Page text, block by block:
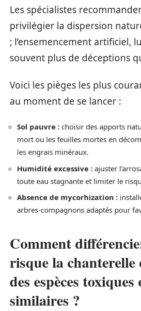
Les spécialistes
privilégier la dispersion
; l’ensemencement artificiel,
souvent plus de déceptions
Voici les pièges les plus
au moment de se lancer :
Sol pauvre : choisir des apports
mort ou les feuilles mortes en
les engrais minéraux.
Humidité excessive : ajuster
toute eau stagnante et limiter le
Absence de mycorhization :
arbres-compagnons adaptés pour
Comment
risque la chanterelle
des espèces toxiques
similaires ?